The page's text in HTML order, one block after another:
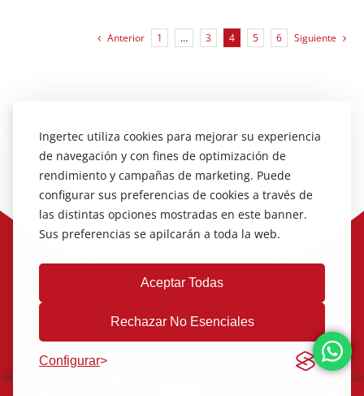
Anterior 1 … 3 4 5 6 Siguiente
Ingertec utiliza cookies para mejorar su experiencia
de navegación y con fines de optimización de
rendimiento y campañas de marketing. Puede
configurar sus preferencias de cookies a través de
las distintas opciones mostradas en este banner.
Sus preferencias se apilcarán a toda la web.
Aceptar Todas
Rechazar No Esenciales
Configurar